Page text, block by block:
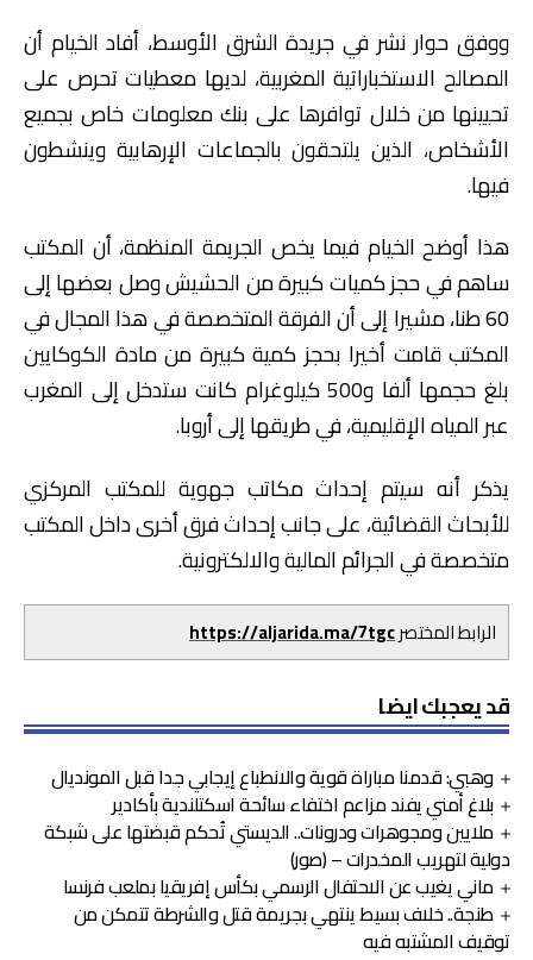
ووفق حوار نشر في جريدة الشرق الأوسط، أفاد الخيام أن
المصالح الاستخباراتية المغربية، لديها معطيات تحرص على
تحيينها من خلال توافرها على بنك معلومات خاص بجميع
الأشخاص، الذين يلتحقون بالجماعات الإرهابية وينشطون
فيها.
هذا أوضح الخيام فيما يخص الجريمة المنظمة، أن المكتب
ساهم في حجز كميات كبيرة من الحشيش وصل بعضها إلى
60 طنا، مشيرا إلى أن الفرقة المتخصصة في هذا المجال في
المكتب قامت أخيرا بحجز كمية كبيرة من مادة الكوكايين
بلغ حجمها ألفا و500 كيلوغرام كانت ستدخل إلى المغرب
عبر المياه الإقليمية، في طريقها إلى أروبا.
يذكر أنه سيتم إحداث مكاتب جهوية للمكتب المركزي
للأبحاث القضائية، على جانب إحداث فرق أخرى داخل المكتب
متخصصة في الجرائم المالية والالكترونية.
الرابط المختصرhttps://aljarida.ma/7tgc
قد يعجبك ايضا
وهبي: قدمنا مباراة قوية والانطباع إيجابي جدا قبل المونديال
بلاغ أمني يفند مزاعم اختفاء سائحة اسكتلندية بأكادير
ملايين ومجوهرات ودرونات.. الديستي تُحكم قبضتها على شبكة
دولية لتهريب المخدرات – (صور)
ماني يغيب عن الاحتفال الرسمي بكأس إفريقيا بملعب فرنسا
طنجة.. خلاف بسيط ينتهي بجريمة قتل والشرطة تتمكن من
توقيف المشتبه فيه